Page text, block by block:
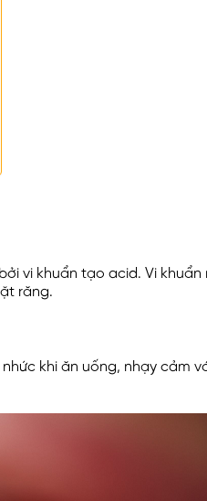
vi khuẩn tạo acid. Vi
răng.
khi ăn uống, nhạy cảm